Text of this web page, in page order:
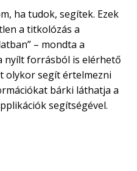
ha tudok, segítek. Ezek
a titkolózás a
– mondta a
nyílt forrásból is elérhető
olykor segít értelmezni
bárki láthatja a
segítségével.